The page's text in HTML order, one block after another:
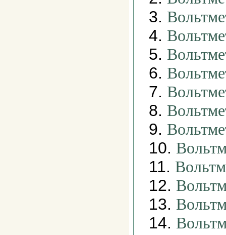
3.
4.
5.
6.
7.
8.
9.
10.
11.
12.
13.
14.